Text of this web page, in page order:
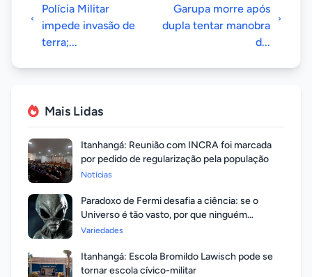
Polícia Militar
impede invasão de
terra;...
Garupa morre após
dupla tentar manobra
d...
Mais Lidas
Itanhangá: Reunião com INCRA foi marcada
por pedido de regularização pela população
Notícias
Paradoxo de Fermi desafia a ciência: se o
Universo é tão vasto, por que ninguém
respondeu?
Variedades
Itanhangá: Escola Bromildo Lawisch pode se
tornar escola cívico-militar